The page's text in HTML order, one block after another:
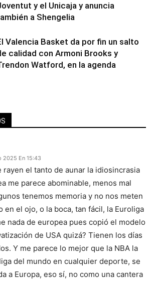
y el Unicaja y anuncia
a Shengelia
Valencia Basket da por fin un salto
calidad con Armoni Brooks y
Watford, en la agenda
2025 En 15:43
rayen el tanto de aunar la idiosincrasia
me parece abominable, menos mal
tenemos memoria y no nos meten
en el ojo, o la boca, tan fácil, la Euroliga
nada de europea pues copió el modelo
de USA quizá? Tienen los días
Y me parece lo mejor que la NBA la
del mundo en cualquier deporte, se
a Europa, eso sí, no como una cantera